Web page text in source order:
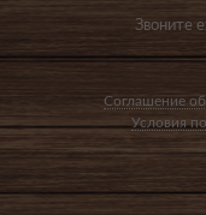
Звоните
Соглашение
Условия